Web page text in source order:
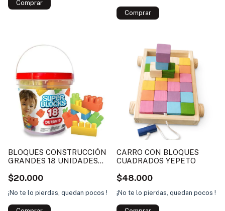
BLOQUES CONSTRUCCIÓN
GRANDES 18 UNIDADES
$20.000
¡No te lo pierdas, quedan pocos !
CARRO CON BLOQUES
CUADRADOS YEPETO
$48.000
¡No te lo pierdas, quedan pocos !